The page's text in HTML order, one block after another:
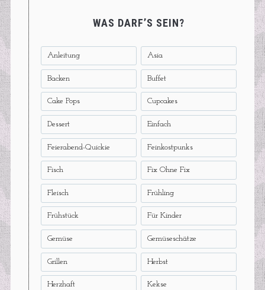
WAS DARF’S SEIN?
Anleitung Asia
Backen Buffet
Cake Pops Cupcakes
Dessert Einfach
Feierabend-Quickie Feinkostpunks
Fisch Fix Ohne Fix
Fleisch Frühling
Frühstück Für Kinder
Gemüse Gemüseschätze
Grillen Herbst
Herzhaft Kekse